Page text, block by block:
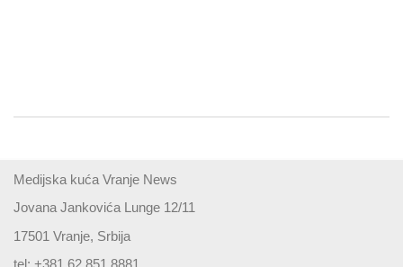
Medijska kuća Vranje News
Jovana Jankovića Lunge 12/11
17501 Vranje, Srbija